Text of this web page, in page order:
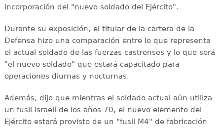
incorporación del "nuevo soldado del Ejército".
Durante su exposición, el titular de la cartera de la
Defensa hizo una comparación entre lo que representa
el actual soldado de las fuerzas castrenses y lo que será
"el nuevo soldado" que estará capacitado para
operaciones diurnas y nocturnas.
Además, dijo que mientras el soldado actual aún utiliza
un fusil israelí de los años 70, el nuevo elemento del
Ejército estará provisto de un "fusil M4" de fabricación